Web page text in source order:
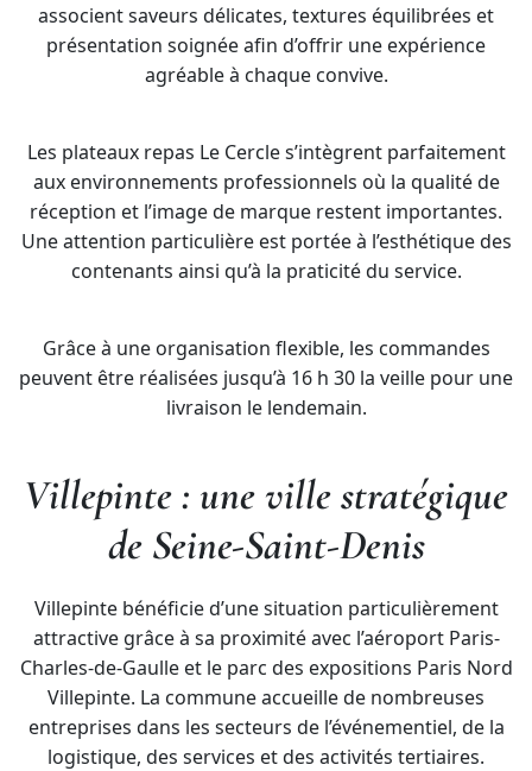
associent saveurs délicates, textures équilibrées et
présentation soignée afin d’offrir une expérience
agréable à chaque convive.
Les plateaux repas Le Cercle s’intègrent parfaitement
aux environnements professionnels où la qualité de
réception et l’image de marque restent importantes.
Une attention particulière est portée à l’esthétique des
contenants ainsi qu’à la praticité du service.
Grâce à une organisation flexible, les commandes
peuvent être réalisées jusqu’à 16 h 30 la veille pour une
livraison le lendemain.
Villepinte : une ville stratégique
de Seine-Saint-Denis
Villepinte bénéficie d’une situation particulièrement
attractive grâce à sa proximité avec l’aéroport Paris-
Charles-de-Gaulle et le parc des expositions Paris Nord
Villepinte. La commune accueille de nombreuses
entreprises dans les secteurs de l’événementiel, de la
logistique, des services et des activités tertiaires.